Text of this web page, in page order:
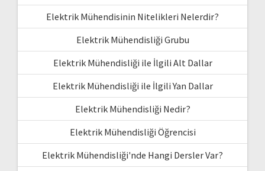
Elektrik Mühendisinin Nitelikleri Nelerdir?
Elektrik Mühendisliği Grubu
Elektrik Mühendisliği ile İlgili Alt Dallar
Elektrik Mühendisliği ile İlgili Yan Dallar
Elektrik Mühendisliği Nedir?
Elektrik Mühendisliği Öğrencisi
Elektrik Mühendisliği'nde Hangi Dersler Var?